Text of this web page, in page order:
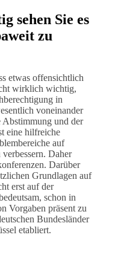
sehen Sie es
zu
etwas offensichtlich
wirklich wichtig,
in
voneinander
Abstimmung und der
eine hilfreiche
auf
Daher
Darüber
Grundlagen auf
erst auf der
schon in
Vorgaben präsent zu
Bundesländer
etabliert.